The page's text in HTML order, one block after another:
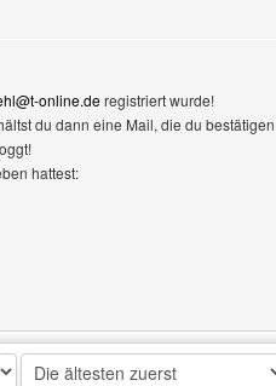
online.deregistriert wurde!
du dann eine Mail, die du
hattest: